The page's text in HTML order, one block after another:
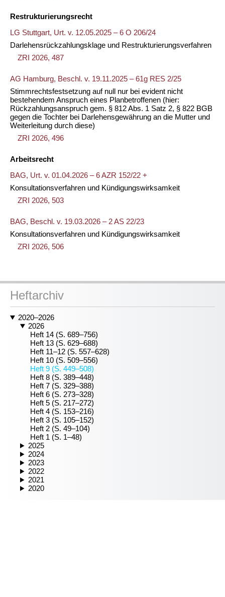
Restrukturierungsrecht
LG Stuttgart, Urt. v. 12.05.2025 – 6 O 206/24
Darlehensrückzahlungsklage und Restrukturierungsverfahren
ZRI 2026, 487
AG Hamburg, Beschl. v. 19.11.2025 – 61g RES 2/25
Stimmrechtsfestsetzung auf null nur bei evident nicht
bestehendem Anspruch eines Planbetroffenen (hier:
Rückzahlungsanspruch gem. § 812 Abs. 1 Satz 2, § 822 BGB
gegen die Tochter bei Darlehensgewährung an die Mutter und
Weiterleitung durch diese)
ZRI 2026, 496
Arbeitsrecht
BAG, Urt. v. 01.04.2026 – 6 AZR 152/22 +
Konsultationsverfahren und Kündigungswirksamkeit
ZRI 2026, 503
BAG, Beschl. v. 19.03.2026 – 2 AS 22/23
Konsultationsverfahren und Kündigungswirksamkeit
ZRI 2026, 506
Heftarchiv
2020–2026
2026
Heft 14 (S. 689–756)
Heft 13 (S. 629–688)
Heft 11–12 (S. 557–628)
Heft 10 (S. 509–556)
Heft 9 (S. 449–508)
Heft 8 (S. 389–448)
Heft 7 (S. 329–388)
Heft 6 (S. 273–328)
Heft 5 (S. 217–272)
Heft 4 (S. 153–216)
Heft 3 (S. 105–152)
Heft 2 (S. 49–104)
Heft 1 (S. 1–48)
2025
2024
2023
2022
2021
2020